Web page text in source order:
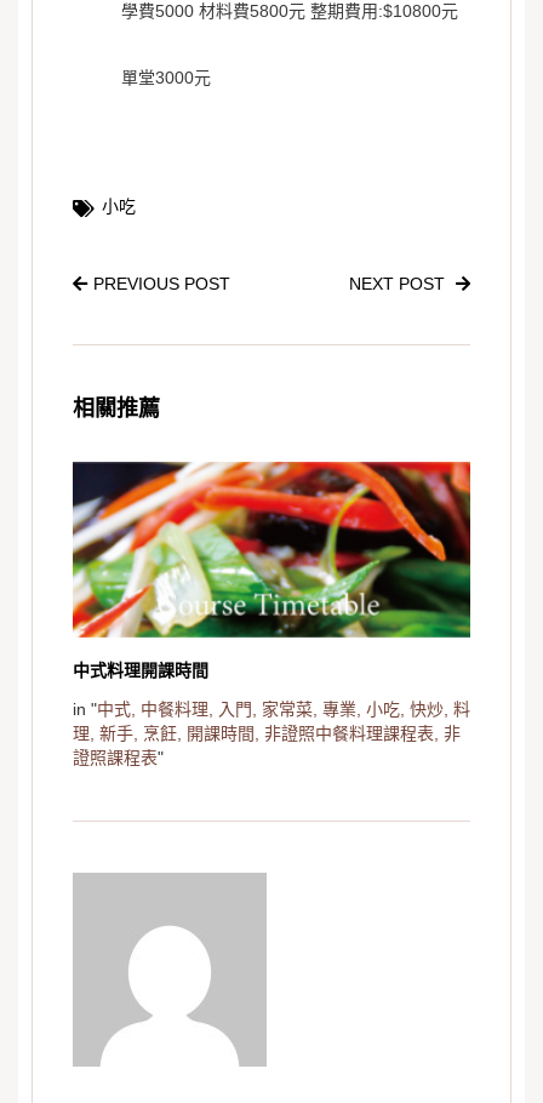
學費5000 材料費5800元 整期費用:$10800元
單堂3000元
小吃
PREVIOUS POST NEXT POST
相關推薦
中式料理開課時間
in "中式, 中餐料理, 入門, 家常菜, 專業, 小吃, 快炒, 料
理, 新手, 烹飪, 開課時間, 非證照中餐料理課程表, 非
證照課程表"